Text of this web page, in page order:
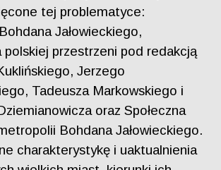
tej problematyce:
Jałowieckiego,
polskiej przestrzeni pod redakcją
Jerzego
Tadeusza Markowskiego i
oraz Społeczna
Bohdana Jałowieckiego.
charakterystykę i uaktualnienia